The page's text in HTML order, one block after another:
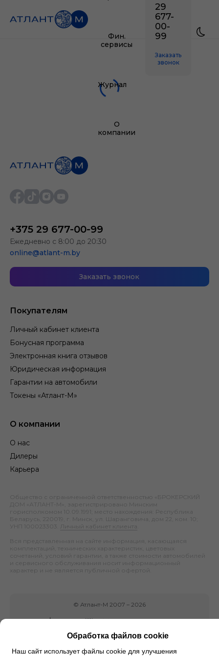
Фин.
сервисы
Журнал
О
компании
29
677-
00-
99
Заказать
звонок
Покупателям
Личный кабинет клиента
Бонусная программа
Электронная книга отзывов
Юридическая информация
Гарантии на автомобили
Токены «Атлант-М»
О компании
О нас
Дилеры
Карьера
+375 29 677-00-99
Ежедневно с 8:00 до 20:30
online@atlant-m.by
Заказать звонок
Общество с ограниченной ответственностью «БРОКЕРСКИЙ
ДОМ «АТЛАНТ-М», зарегистрировано Минским
горисполкомом 10.09.1991; место нахождения: Республика
Беларусь, 220019, г. Минск, ул. Шаранговича, дом 22, ком. 10;
УНП 100023303.
Личный кабинет клиента
Вся представленная на сайте информация, касающаяся
комплектаций, технических характеристик, цветовых
сочетаний, условий гарантии, а также стоимости автомобилей
и сервисного обслуживания носит информационный
характер и не является публичной офертой.
© Атлант-М 2007 – 2026
Обработка файлов cookie
Наш сайт использует файлы cookie для улучшения